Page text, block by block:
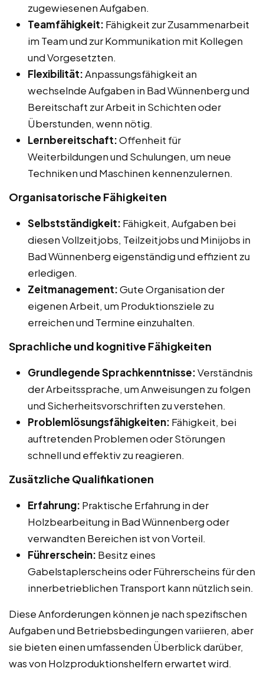
zugewiesenen Aufgaben.
Teamfähigkeit: Fähigkeit zur Zusammenarbeit
im Team und zur Kommunikation mit Kollegen
und Vorgesetzten.
Flexibilität:Anpassungsfähigkeit an
wechselnde Aufgaben in Bad Wünnenberg und
Bereitschaft zur Arbeit in Schichten oder
Überstunden, wenn nötig.
Lernbereitschaft:Offenheit für
Weiterbildungen und Schulungen, um neue
Techniken und Maschinen kennenzulernen.
Organisatorische Fähigkeiten
Selbstständigkeit: Fähigkeit, Aufgaben bei
diesen Vollzeitjobs, Teilzeitjobs und Minijobs in
Bad Wünnenberg eigenständig und effizient zu
erledigen.
Zeitmanagement:Gute Organisation der
eigenen Arbeit, um Produktionsziele zu
erreichen und Termine einzuhalten.
Sprachliche und kognitive Fähigkeiten
Grundlegende Sprachkenntnisse:Verständnis
der Arbeitssprache, um Anweisungen zu folgen
und Sicherheitsvorschriften zu verstehen.
Problemlösungsfähigkeiten: Fähigkeit, bei
auftretenden Problemen oder Störungen
schnell und effektiv zu reagieren.
Zusätzliche Qualifikationen
Erfahrung: Praktische Erfahrung in der
Holzbearbeitung in Bad Wünnenberg oder
verwandten Bereichen ist von Vorteil.
Führerschein: Besitz eines
Gabelstaplerscheins oder Führerscheins für den
innerbetrieblichen Transport kann nützlich sein.
Diese Anforderungen können je nach spezifischen
Aufgaben und Betriebsbedingungen variieren, aber
sie bieten einen umfassenden Überblick darüber,
was von Holzproduktionshelfern erwartet wird.